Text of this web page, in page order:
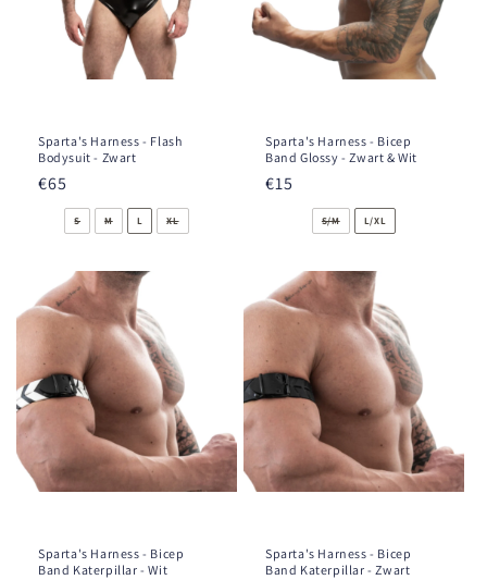
Sparta's Harness - Flash
Bodysuit - Zwart
Normale
prijs
€65
S M L XL
Sparta's Harness - Bicep
Band Glossy - Zwart & Wit
Normale
€15
S/M L/XL
Sparta's Harness - Bicep
Band Katerpillar - Wit
Sparta's Harness - Bicep
Band Katerpillar - Zwart